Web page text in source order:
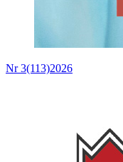
Nr 3(113)2026